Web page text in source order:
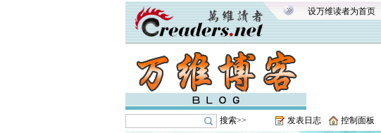
设万维读者为首页
搜索>> 发表日志 控制面板